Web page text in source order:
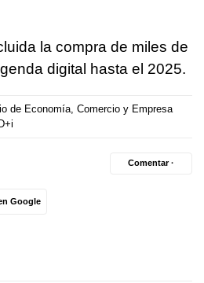
la compra de miles de
digital hasta el 2025.
de Economía, Comercio y Empresa
Google
Comentar ·